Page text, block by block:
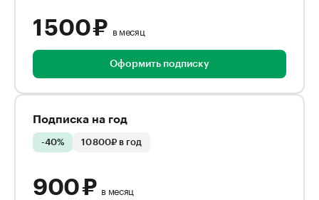
1 500 ₽ в месяц
Оформить подписку
Подписка на год
-40% 10 800₽ в год
900 ₽ в месяц